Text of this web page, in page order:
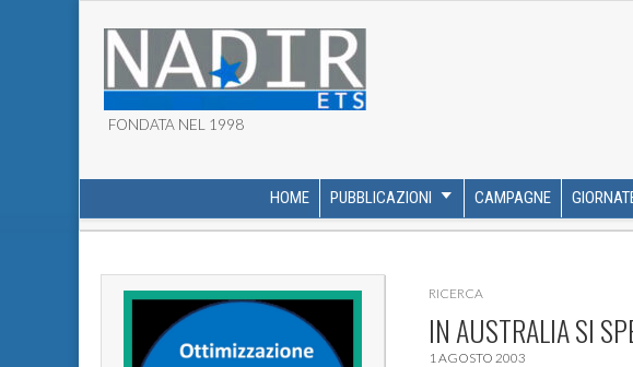
ASSOCIAZIONE NADIR ETS
FONDATA NEL 1998
MAIN MENU
HOME PUBBLICAZIONI CAMPAGNE
SUB MENU
RICERCA
IN AUSTRALIA SI
1 AGOSTO 2003